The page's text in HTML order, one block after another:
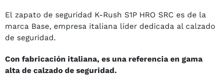
El zapato de seguridad K-Rush S1P HRO SRC es de la
marca Base, empresa italiana líder dedicada al calzado
de seguridad.
Con fabricación italiana, es una referencia en gama
alta de calzado de seguridad.